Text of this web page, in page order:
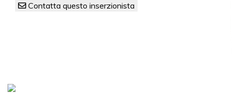
Contatta questo inserzionista